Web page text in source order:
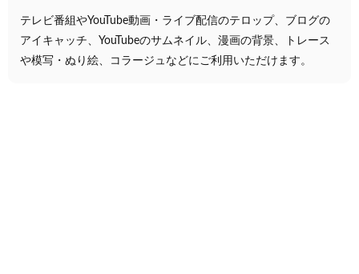
テレビ番組やYouTube動画・ライブ配信のテロップ、ブログの
アイキャッチ、YouTubeのサムネイル、漫画の背景、トレース
や模写・ぬり絵、コラージュなどにご利用いただけます。